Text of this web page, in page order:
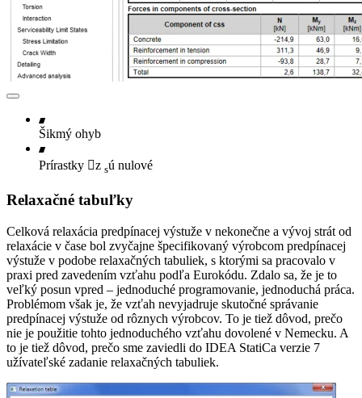
Šikmý ohyb
Prírastky z sú nulové
Relaxačné tabuľky
Celková relaxácia predpínacej výstuže v nekonečne a vývoj strát od
relaxácie v čase bol zvyčajne špecifikovaný výrobcom predpínacej
výstuže v podobe relaxačných tabuliek, s ktorými sa pracovalo v
praxi pred zavedením vzťahu podľa Eurokódu. Zdalo sa, že je to
veľký posun vpred – jednoduché programovanie, jednoduchá práca.
Problémom však je, že vzťah nevyjadruje skutočné správanie
predpínacej výstuže od rôznych výrobcov. To je tiež dôvod, prečo
nie je použitie tohto jednoduchého vzťahu dovolené v Nemecku. A
to je tiež dôvod, prečo sme zaviedli do IDEA StatiCa verzie 7
užívateľské zadanie relaxačných tabuliek.